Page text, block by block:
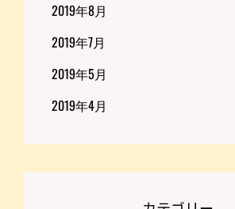
2019年8月
2019年7月
2019年5月
2019年4月